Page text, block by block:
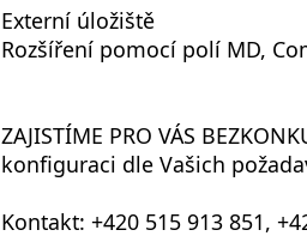
Externí úložiště
Rozšíření pomocí polí MD,
ZAJISTÍME PRO VÁS
konfiguraci dle Vašich
Kontakt: +420 515 913 851,